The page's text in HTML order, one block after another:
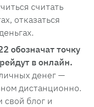
считать
отказаться
обозначат точку
в онлайн.
денег —
дистанционно.
свой блог и